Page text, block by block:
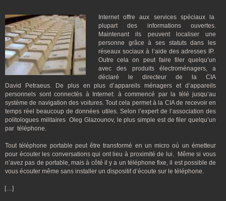
Internet offre aux services spéciaux la
plupart des informations ouvertes.
Maintenant ils peuvent localiser une
personne grâce à ses statuts dans les
réseaux sociaux à l’aide des adresses IP.
Outre cela on peut faire filer quelqu’un
avec des produits électroménagers, a
déclaré le directeur de la CIA
David Petraeus. De plus en plus d’appareils ménagers et d’appareils
personnels sont connectés à Internet: à commencé par la télé jusqu’au
système de navigation des voitures. Tout cela permet à la CIA de recevoir en
temps réel beaucoup de données utiles. Selon l’expert de l’association des
politologues militaires Oleg Glazounov, le plus simple est de filer quelqu’un
par téléphone.
Tout téléphone portable peut être transformé en un micro où un émetteur
pour écouter les conversations qui ont lieu à proximité de lui. Même si vous
n’avez pas de portable, mais à côté il y a un téléphone fixe, il est possible de
vous écouter même sans installer un dispositif d’écoute sur le téléphone.
[…]